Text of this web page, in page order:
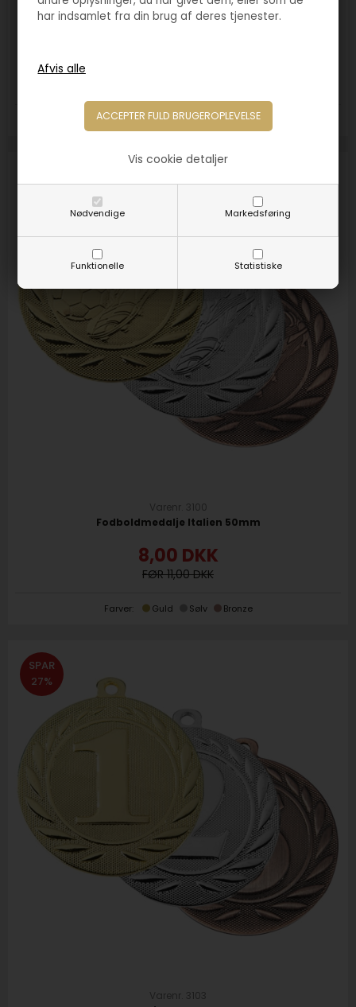
har indsamlet fra din brug af deres tjenester.
Nødvendige Markedsføring
Funktionelle Statistiske
Vis cookie detaljer
Varenr. 3115
Farver: Guld Sølv Bronze
Varenr. 3100
Fodboldmedalje Italien 50mm
11,00
8,00 DKK
Farver: Guld Sølv Bronze
SPAR
27%
Varenr. 3103